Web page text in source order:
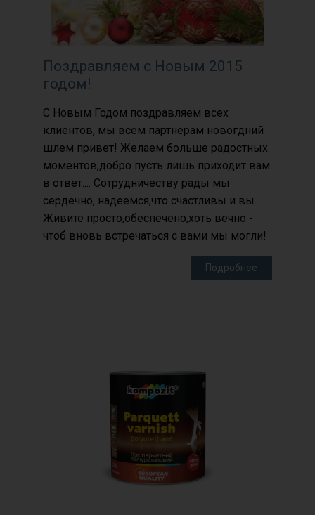
Поздравляем с Новым 2015
годом!
С Новым Годом поздравляем всех
клиентов, мы всем партнерам новогдний
шлем привет! Желаем больше радостных
моментов,добро пусть лишь приходит вам
в ответ.... Сотрудничеству рады мы
сердечно, надеемся,что счастливы и вы.
Живите просто,обеспечено,хоть вечно -
чтоб вновь встречаться с вами мы могли!
Подробнее